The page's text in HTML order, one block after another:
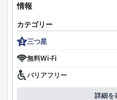
ホテル全体の清潔さは一貫して
室の清潔さや徹底した清掃体制
レトロなスタイルとフレンドリ
環境を引き立て、快適な滞在を可
スタッフは、フレンドリーさ、
に称賛されています。フロント
スタッフは歓迎的で非常に親切
ッフの温かい人柄は、快適な滞
情報
カテゴリー
三つ星
無料Wi-Fi
バリアフリー
詳細を